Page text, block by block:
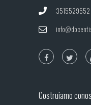
3515529552
Costruiamo